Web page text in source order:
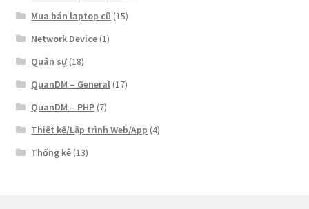
Mua bán laptop cũ (15)
Network Device (1)
Quân sự (18)
QuanDM – General (17)
QuanDM – PHP (7)
Thiết kế/Lập trình Web/App (4)
Thống kê (13)